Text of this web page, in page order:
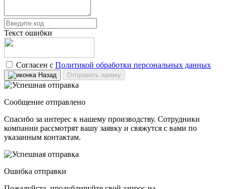
Текст ошибки
Согласен с Политикой обработки персональных данных
Назад Отправить заявку
Сообщение отправлено
Спасибо за интерес к нашему производству. Сотрудники
компании рассмотрят вашу заявку и свяжутся с вами по
указанным контактам.
Ошибка отправки